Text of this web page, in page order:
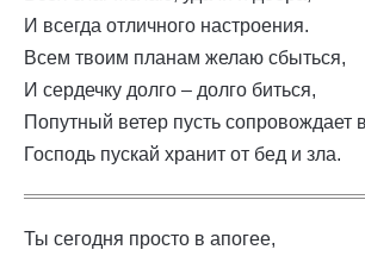
И всегда отличного настроения.
Всем твоим планам желаю сбыться,
И сердечку долго – долго биться,
Попутный ветер пусть сопровождает
Господь пускай хранит от бед и зла.
Ты сегодня просто в апогее,